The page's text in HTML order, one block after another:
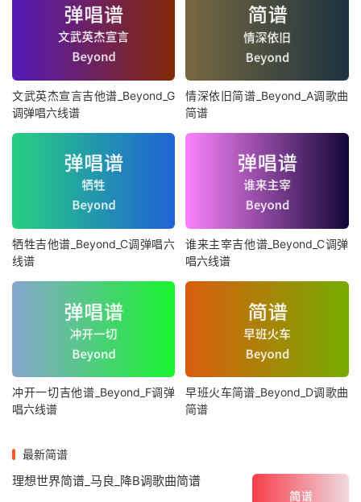
文武英杰宣言吉他谱_Beyond_G
调弹唱六线谱
情深依旧简谱_Beyond_A调歌曲
简谱
牺牲吉他谱_Beyond_C调弹唱六
线谱
谁来主宰吉他谱_Beyond_C调弹
唱六线谱
冲开一切吉他谱_Beyond_F调弹
唱六线谱
早班火车简谱_Beyond_D调歌曲
简谱
最新简谱
理想世界简谱_马良_降B调歌曲简谱